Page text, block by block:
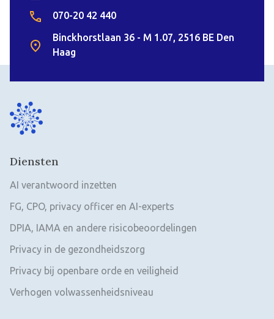
070-20 42 440
Binckhorstlaan 36 - M 1.07, 2516 BE Den
Haag
Diensten
AI verantwoord inzetten
FG, CPO, privacy officer en AI-experts
DPIA, IAMA en andere risicobeoordelingen
Privacy in de gezondheidszorg
Privacy bij openbare orde en veiligheid
Verhogen volwassenheidsniveau